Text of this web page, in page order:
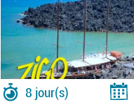
8 jour(s)